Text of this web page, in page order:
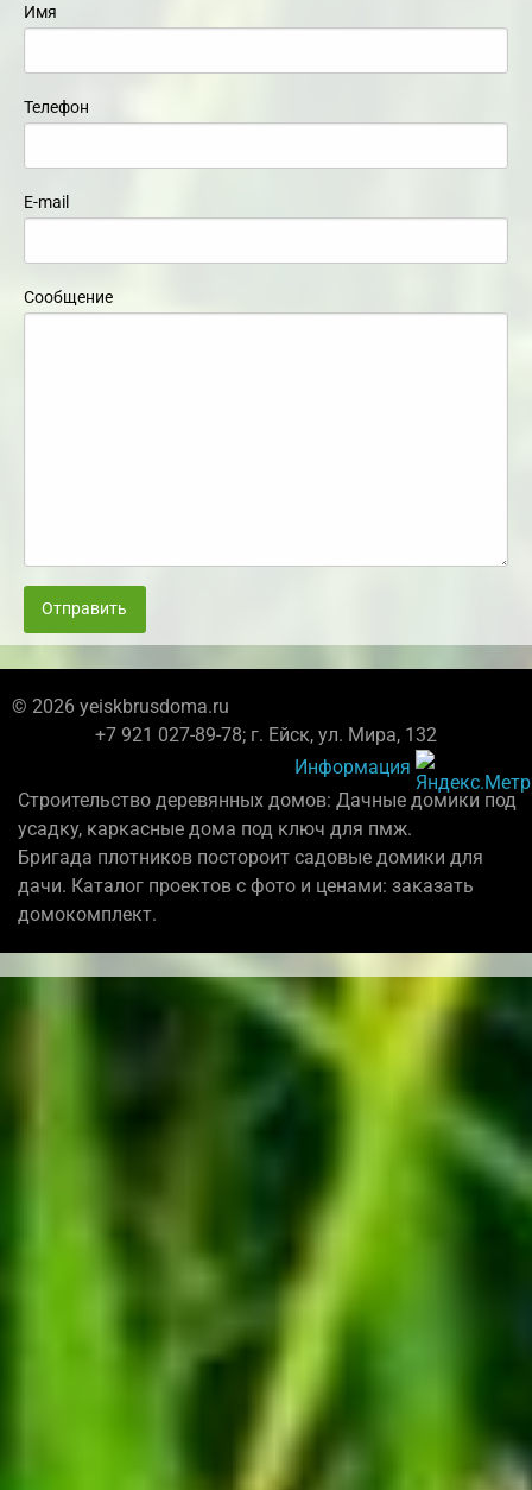
Имя
Телефон
E-mail
Сообщение
Отправить
© 2026 yeiskbrusdoma.ru
+7 921 027-89-78; г. Ейск, ул. Мира, 132
Информация
Строительство деревянных домов: Дачные домики под
усадку, каркасные дома под ключ для пмж.
Бригада плотников постороит садовые домики для
дачи. Каталог проектов с фото и ценами: заказать
домокомплект.